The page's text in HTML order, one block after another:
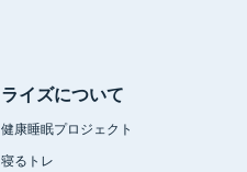
ライズについて
健康睡眠プロジェクト
寝るトレ